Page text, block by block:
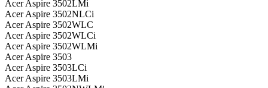
Acer Aspire 3502LMi
Acer Aspire 3502NLCi
Acer Aspire 3502WLC
Acer Aspire 3502WLCi
Acer Aspire 3502WLMi
Acer Aspire 3503
Acer Aspire 3503LCi
Acer Aspire 3503LMi